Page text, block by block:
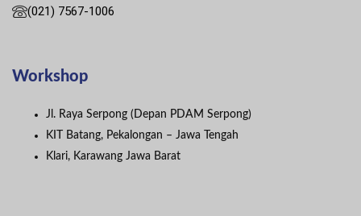
(021) 7567-1006
Workshop
Jl. Raya Serpong (Depan PDAM Serpong)
KIT Batang, Pekalongan – Jawa Tengah
Klari, Karawang Jawa Barat